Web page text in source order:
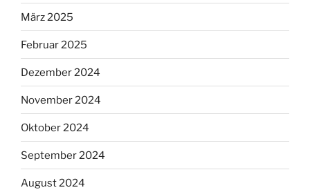
März 2025
Februar 2025
Dezember 2024
November 2024
Oktober 2024
September 2024
August 2024